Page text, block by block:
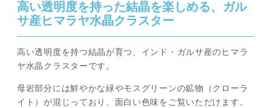
高い透明度を持った結晶を楽しめる、ガル
サ産ヒマラヤ水晶クラスター
高い透明度を持つ結晶が育つ、インド・ガルサ産のヒマラ
ヤ水晶クラスターです。
母岩部分には鮮やかな緑やモスグリーンの鉱物（クローラ
イト）が混じっており、面白い色味をご覧いただけます。